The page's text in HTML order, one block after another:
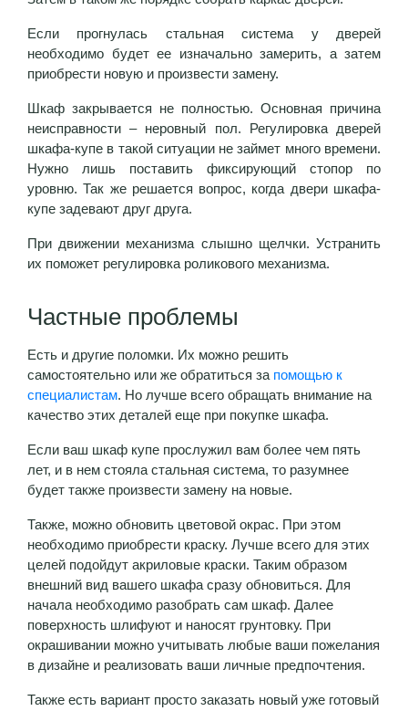
Если прогнулась стальная система у дверей
необходимо будет ее изначально замерить, а затем
приобрести новую и произвести замену.
Шкаф закрывается не полностью. Основная причина
неисправности – неровный пол. Регулировка дверей
шкафа-купе в такой ситуации не займет много времени.
Нужно лишь поставить фиксирующий стопор по
уровню. Так же решается вопрос, когда двери шкафа-
купе задевают друг друга.
При движении механизма слышно щелчки. Устранить
их поможет регулировка роликового механизма.
Частные проблемы
Есть и другие поломки. Их можно решить
самостоятельно или же обратиться за помощью к
специалистам. Но лучше всего обращать внимание на
качество этих деталей еще при покупке шкафа.
Если ваш шкаф купе прослужил вам более чем пять
лет, и в нем стояла стальная система, то разумнее
будет также произвести замену на новые.
Также, можно обновить цветовой окрас. При этом
необходимо приобрести краску. Лучше всего для этих
целей подойдут акриловые краски. Таким образом
внешний вид вашего шкафа сразу обновиться. Для
начала необходимо разобрать сам шкаф. Далее
поверхность шлифуют и наносят грунтовку. При
окрашивании можно учитывать любые ваши пожелания
в дизайне и реализовать ваши личные предпочтения.
Также есть вариант просто заказать новый уже готовый